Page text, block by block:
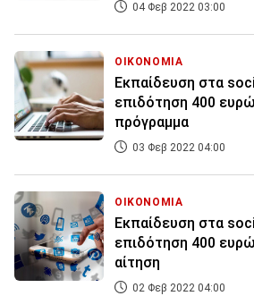
04 Φεβ 2022 03:00
ΟΙΚΟΝΟΜΙΑ
Εκπαίδευση στα
επιδότηση 400
πρόγραμμα
03 Φεβ 2022 04:00
ΟΙΚΟΝΟΜΙΑ
Εκπαίδευση στα
επιδότηση 400
αίτηση
02 Φεβ 2022 04:00